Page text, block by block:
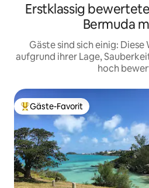
Erstklassig
Bermuda
Gäste sind sich einig:
aufgrund ihrer Lage,
hoch
Beliebter Gäste-Favorit.
Gäste-Favorit